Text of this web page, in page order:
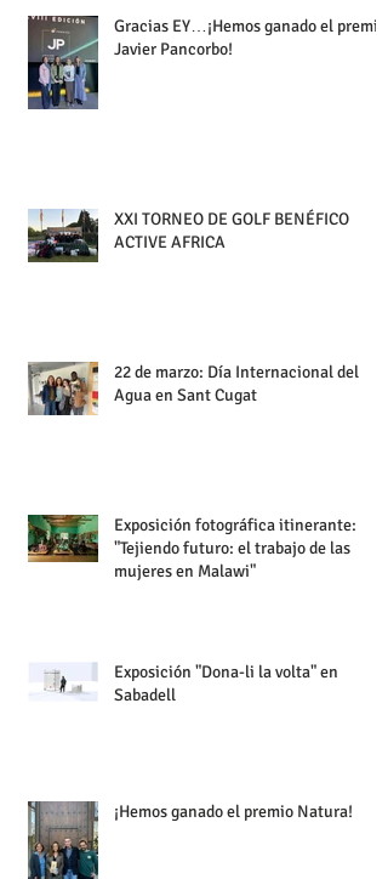
Gracias EY…¡Hemos ganado el premio
Javier Pancorbo!
XXI TORNEO DE GOLF BENÉFICO
ACTIVE AFRICA
22 de marzo: Día Internacional del
Agua en Sant Cugat
Exposición fotográfica itinerante:
"Tejiendo futuro: el trabajo de las
mujeres en Malawi"
Exposición "Dona-li la volta" en
Sabadell
¡Hemos ganado el premio Natura!